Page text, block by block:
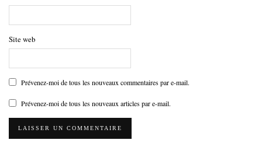
Site web
Prévenez-moi de tous les nouveaux commentaires par e-mail.
Prévenez-moi de tous les nouveaux articles par e-mail.